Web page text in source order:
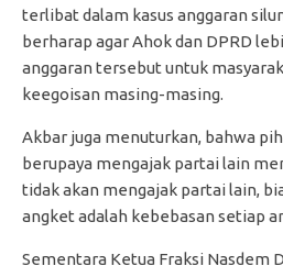
terlibat dalam kasus anggaran
berharap agar Ahok dan DPRD
anggaran tersebut untuk
keegoisan masing-masing.
Akbar juga menuturkan, bahwa
berupaya mengajak partai lain
tidak akan mengajak partai lain,
angket adalah kebebasan setiap
Sementara Ketua Fraksi Nasdem